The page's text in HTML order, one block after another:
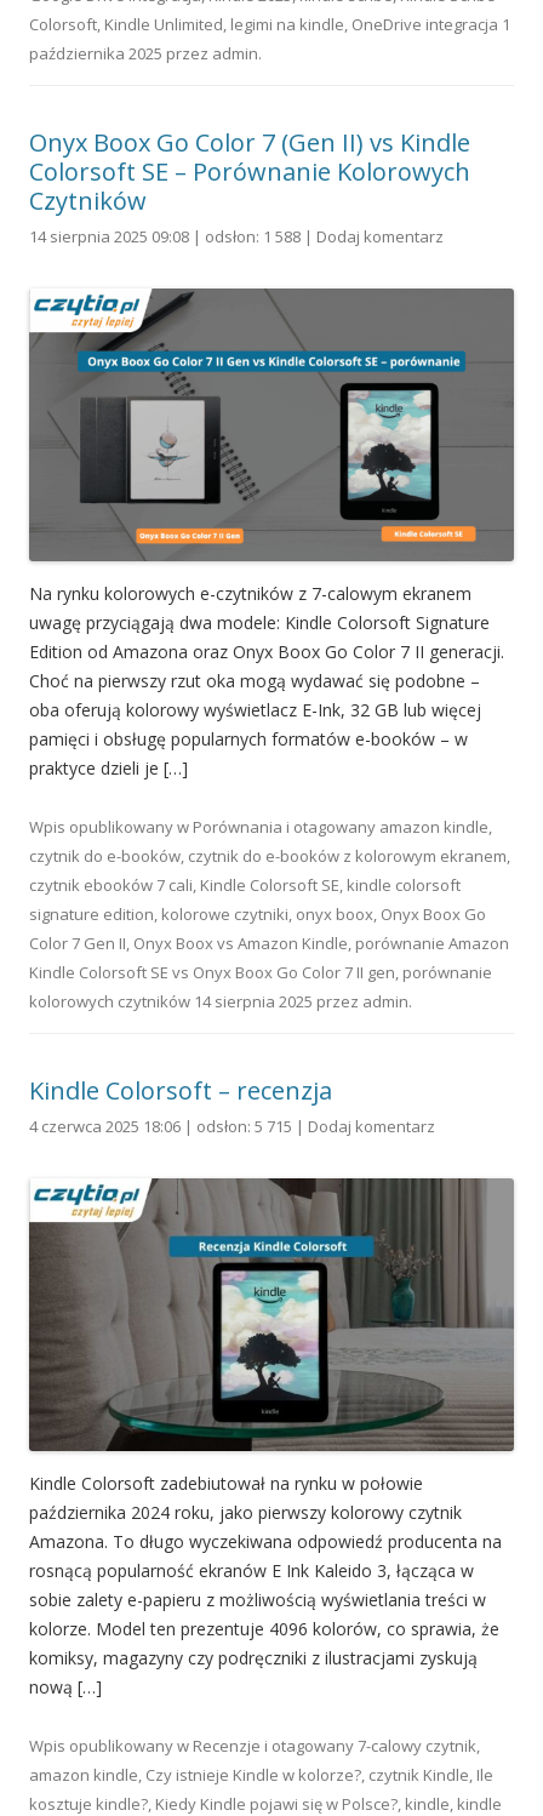
Colorsoft, Kindle Unlimited, legimi na kindle, OneDrive integracja 1
października 2025 przez admin.
Onyx Boox Go Color 7 (Gen II) vs Kindle
Colorsoft SE – Porównanie Kolorowych
Czytników
14 sierpnia 2025 09:08 | odsłon: 1 588 | Dodaj komentarz
Na rynku kolorowych e-czytników z 7-calowym ekranem
uwagę przyciągają dwa modele: Kindle Colorsoft Signature
Edition od Amazona oraz Onyx Boox Go Color 7 II generacji.
Choć na pierwszy rzut oka mogą wydawać się podobne –
oba oferują kolorowy wyświetlacz E-Ink, 32 GB lub więcej
pamięci i obsługę popularnych formatów e-booków – w
praktyce dzieli je […]
Wpis opublikowany w Porównania i otagowany amazon kindle,
czytnik do e-booków, czytnik do e-booków z kolorowym ekranem,
czytnik ebooków 7 cali, Kindle Colorsoft SE, kindle colorsoft
signature edition, kolorowe czytniki, onyx boox, Onyx Boox Go
Color 7 Gen II, Onyx Boox vs Amazon Kindle, porównanie Amazon
Kindle Colorsoft SE vs Onyx Boox Go Color 7 II gen, porównanie
kolorowych czytników 14 sierpnia 2025 przez admin.
Kindle Colorsoft – recenzja
4 czerwca 2025 18:06 | odsłon: 5 715 | Dodaj komentarz
Kindle Colorsoft zadebiutował na rynku w połowie
października 2024 roku, jako pierwszy kolorowy czytnik
Amazona. To długo wyczekiwana odpowiedź producenta na
rosnącą popularność ekranów E Ink Kaleido 3, łącząca w
sobie zalety e-papieru z możliwością wyświetlania treści w
kolorze. Model ten prezentuje 4096 kolorów, co sprawia, że
komiksy, magazyny czy podręczniki z ilustracjami zyskują
nową […]
Wpis opublikowany w Recenzje i otagowany 7-calowy czytnik,
amazon kindle, Czy istnieje Kindle w kolorze?, czytnik Kindle, Ile
kosztuje kindle?, Kiedy Kindle pojawi się w Polsce?, kindle, kindle